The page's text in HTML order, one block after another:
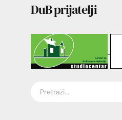
DuB prijatelji